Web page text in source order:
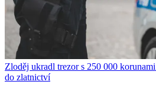
Zloděj ukradl trezor s 250 000
do zlatnictví